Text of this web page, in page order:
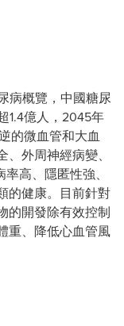
病概覽，中國糖尿
1.4億人，2045年
的微血管和大血
外周神經病變、
高、隱匿性強、
的健康。目前針對
的開發除有效控制
重、降低心血管風